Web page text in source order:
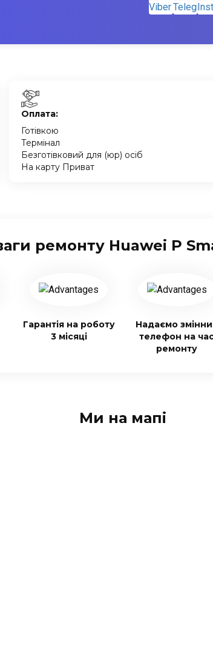
Оплата:
Готівкою
Термінал
Безготівковий для (юр) осіб
На карту Приват
ремонту Huawei P
Гарантія на роботу
3 місяці
Надаємо
телефон на
ремонту
Ми на мапі